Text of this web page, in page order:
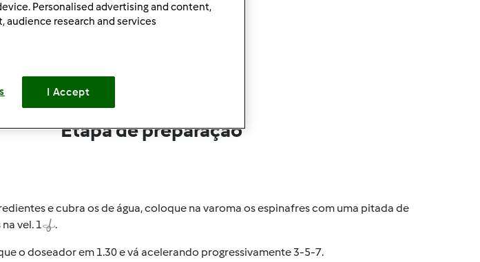
Etapa de preparação
e cubra os de água, coloque na varoma os espinafres com uma pitada de
vel. 1
.
o doseador em 1.30 e vá acelerando progressivamente 3-5-7.
Personalised advertising and content,
research and services
I Accept